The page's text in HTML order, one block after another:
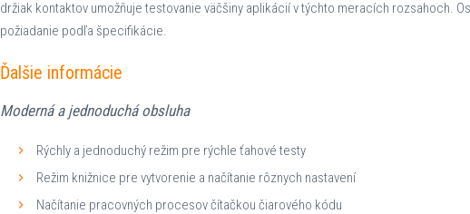
držiak kontaktov umožňuje testovanie väčšiny aplikácií v týchto meracích rozsahoch.
požiadanie podľa špecifikácie.
Ďalšie informácie
Moderná a jednoduchá obsluha
Rýchly a jednoduchý režim pre rýchle ťahové testy
Režim knižnice pre vytvorenie a načítanie rôznych nastavení
Načítanie pracovných procesov čítačkou čiarového kódu